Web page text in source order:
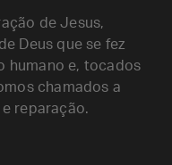
de Jesus,
Deus que se fez
humano e, tocados
chamados a
reparação.